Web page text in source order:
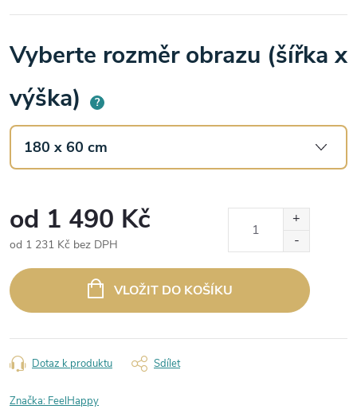
Vyberte rozměr obrazu (šířka x
výška)
?
od 1 490 Kč
od 1 231 Kč bez DPH
cena:
VLOŽIT DO KOŠÍKU
Dotaz k produktu Sdílet
Značka: FeelHappy